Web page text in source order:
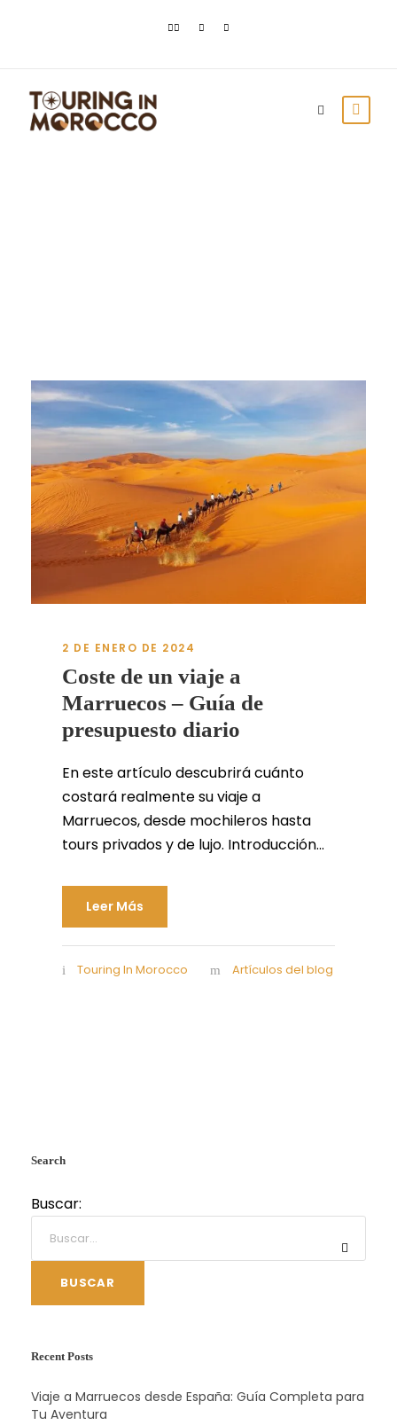
2 DE ENERO DE 2024
Coste de un viaje a
Marruecos – Guía de
presupuesto diario
En este artículo descubrirá cuánto
costará realmente su viaje a
Marruecos, desde mochileros hasta
tours privados y de lujo. Introducción...
Leer Más
Touring In Morocco Artículos del blog
Search
Buscar:
BUSCAR
Recent Posts
Viaje a Marruecos desde España: Guía Completa para
Tu Aventura